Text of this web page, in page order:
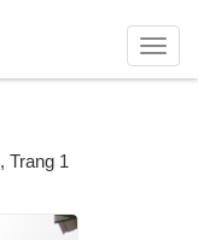
, Trang 1